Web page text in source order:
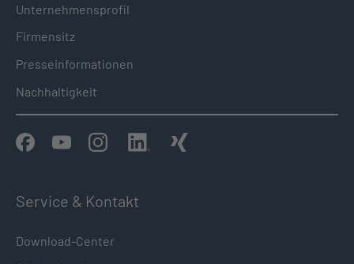
Unternehmensprofil
Firmensitz
Presseinformationen
Nachhaltigkeit
Service & Kontakt
Download-Center